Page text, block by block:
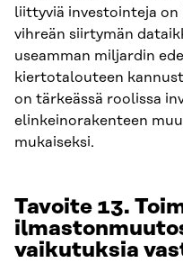
liittyviä investointeja
vihreän siirtymän
useamman miljardin
kiertotalouteen
on tärkeässä roolissa
elinkeinorakenteen
mukaiseksi.
Tavoite 13.
vaikutuksia